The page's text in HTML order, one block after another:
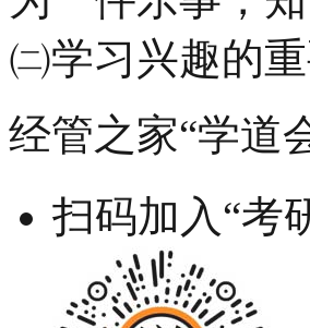
㈡学习兴趣的
经管之家“学道
扫码加入“考